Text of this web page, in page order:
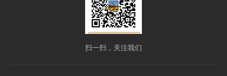
扫一扫，关注我们